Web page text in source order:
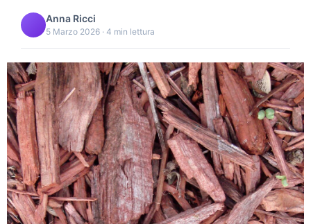
Anna Ricci
5 Marzo 2026 · 4 min lettura